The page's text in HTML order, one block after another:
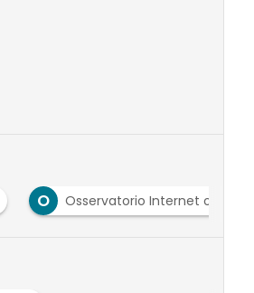
O Osservatorio Internet of